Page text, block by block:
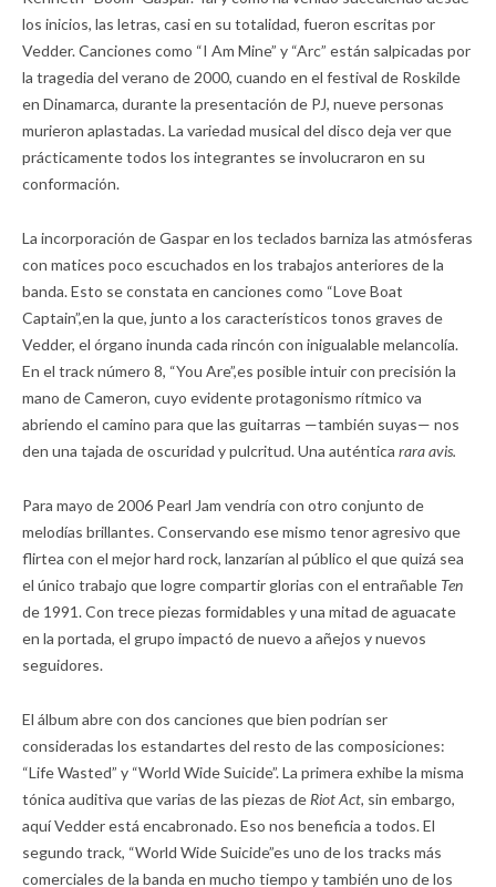
los inicios, las letras, casi en su totalidad, fueron escritas por
Vedder. Canciones como “I Am Mine” y “Arc” están salpicadas por
la tragedia del verano de 2000, cuando en el festival de Roskilde
en Dinamarca, durante la presentación de PJ, nueve personas
murieron aplastadas. La variedad musical del disco deja ver que
prácticamente todos los integrantes se involucraron en su
conformación.
La incorporación de Gaspar en los teclados barniza las atmósferas
con matices poco escuchados en los trabajos anteriores de la
banda. Esto se constata en canciones como “Love Boat
Captain”,en la que, junto a los característicos tonos graves de
Vedder, el órgano inunda cada rincón con inigualable melancolía.
En el track número 8, “You Are”,es posible intuir con precisión la
mano de Cameron, cuyo evidente protagonismo rítmico va
abriendo el camino para que las guitarras —también suyas— nos
den una tajada de oscuridad y pulcritud. Una auténtica rara avis.
Para mayo de 2006 Pearl Jam vendría con otro conjunto de
melodías brillantes. Conservando ese mismo tenor agresivo que
flirtea con el mejor hard rock, lanzarían al público el que quizá sea
el único trabajo que logre compartir glorias con el entrañable Ten
de 1991. Con trece piezas formidables y una mitad de aguacate
en la portada, el grupo impactó de nuevo a añejos y nuevos
seguidores.
El álbum abre con dos canciones que bien podrían ser
consideradas los estandartes del resto de las composiciones:
“Life Wasted” y “World Wide Suicide”. La primera exhibe la misma
tónica auditiva que varias de las piezas de Riot Act, sin embargo,
aquí Vedder está encabronado. Eso nos beneficia a todos. El
segundo track, “World Wide Suicide”es uno de los tracks más
comerciales de la banda en mucho tiempo y también uno de los